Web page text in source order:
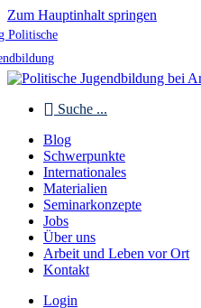
Zum Hauptinhalt springen
Politische
Suche ...
Blog
Schwerpunkte
Internationales
Materialien
Seminarkonzepte
Jobs
Über uns
Arbeit und Leben vor Ort
Kontakt
Login